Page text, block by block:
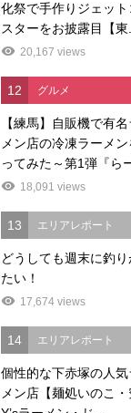
化祭で手作りジェット
スターをお披露目【東
20,167 views
12 グルメ
【練馬】自販機で有
メン店の冷凍ラーメン
ってみた～第1弾『ら
18,091 views
13 エリアレポート
どうしても週末に釣り
たい！
17,674 views
14 エリアレポート
個性的な下赤塚の人気
メン店【麺処いのこ